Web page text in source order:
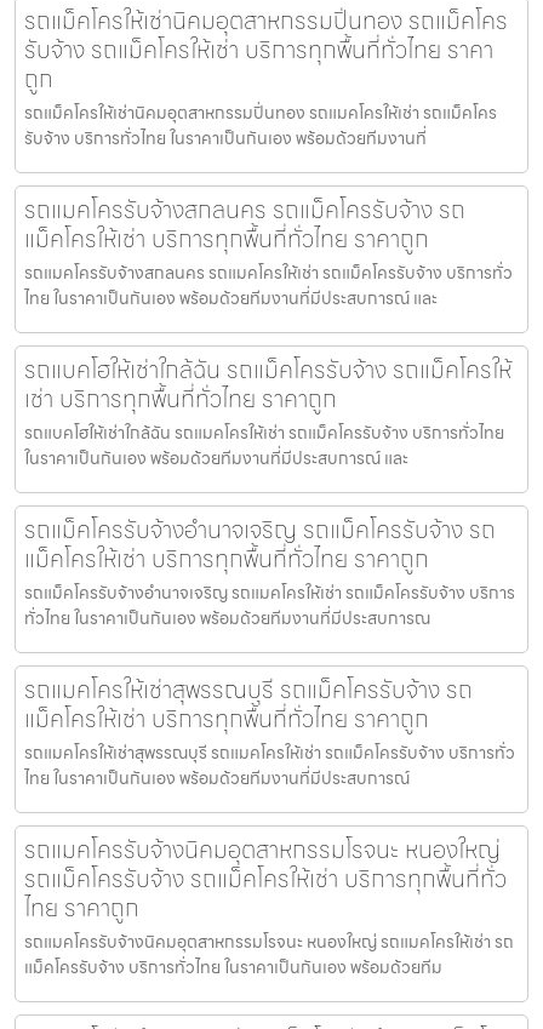
รถแม็คโครให้เช่านิคมอุตสาหกรรมปิ่นทอง รถแม็คโคร
รับจ้าง รถแม็คโครให้เช่า บริการทุกพื้นที่ทั่วไทย ราคา
ถูก
รถแม็คโครให้เช่านิคมอุตสาหกรรมปิ่นทอง รถแมคโครให้เช่า รถแม็คโคร
รับจ้าง บริการทั่วไทย ในราคาเป็นกันเอง พร้อมด้วยทีมงานที่
รถแมคโครรับจ้างสกลนคร รถแม็คโครรับจ้าง รถ
แม็คโครให้เช่า บริการทุกพื้นที่ทั่วไทย ราคาถูก
รถแมคโครรับจ้างสกลนคร รถแมคโครให้เช่า รถแม็คโครรับจ้าง บริการทั่ว
ไทย ในราคาเป็นกันเอง พร้อมด้วยทีมงานที่มีประสบการณ์ และ
รถแบคโฮให้เช่าใกล้ฉัน รถแม็คโครรับจ้าง รถแม็คโครให้
เช่า บริการทุกพื้นที่ทั่วไทย ราคาถูก
รถแบคโฮให้เช่าใกล้ฉัน รถแมคโครให้เช่า รถแม็คโครรับจ้าง บริการทั่วไทย
ในราคาเป็นกันเอง พร้อมด้วยทีมงานที่มีประสบการณ์ และ
รถแม็คโครรับจ้างอำนาจเจริญ รถแม็คโครรับจ้าง รถ
แม็คโครให้เช่า บริการทุกพื้นที่ทั่วไทย ราคาถูก
รถแม็คโครรับจ้างอำนาจเจริญ รถแมคโครให้เช่า รถแม็คโครรับจ้าง บริการ
ทั่วไทย ในราคาเป็นกันเอง พร้อมด้วยทีมงานที่มีประสบการณ
รถแมคโครให้เช่าสุพรรณบุรี รถแม็คโครรับจ้าง รถ
แม็คโครให้เช่า บริการทุกพื้นที่ทั่วไทย ราคาถูก
รถแมคโครให้เช่าสุพรรณบุรี รถแมคโครให้เช่า รถแม็คโครรับจ้าง บริการทั่ว
ไทย ในราคาเป็นกันเอง พร้อมด้วยทีมงานที่มีประสบการณ์
รถแมคโครรับจ้างนิคมอุตสาหกรรมโรจนะ หนองใหญ่
รถแม็คโครรับจ้าง รถแม็คโครให้เช่า บริการทุกพื้นที่ทั่ว
ไทย ราคาถูก
รถแมคโครรับจ้างนิคมอุตสาหกรรมโรจนะ หนองใหญ่ รถแมคโครให้เช่า รถ
แม็คโครรับจ้าง บริการทั่วไทย ในราคาเป็นกันเอง พร้อมด้วยทีม